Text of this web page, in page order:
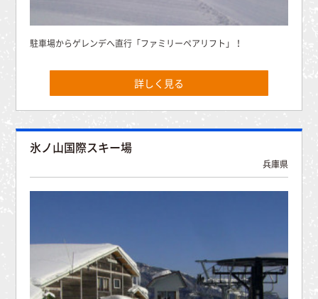
駐車場からゲレンデへ直行「ファミリーペアリフト」！
詳しく見る
氷ノ山国際スキー場
兵庫県